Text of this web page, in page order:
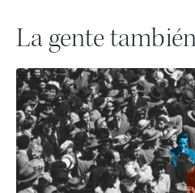
La gente